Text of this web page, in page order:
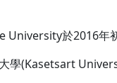
University於2016年
學(Kasetsart